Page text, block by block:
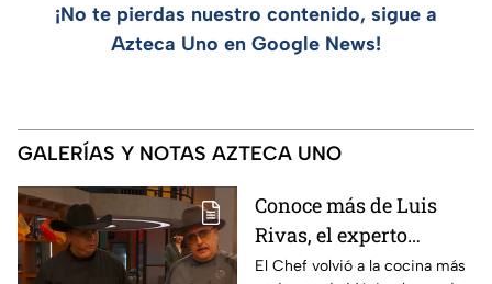
¡No te pierdas nuestro contenido, sigue a
Azteca Uno en Google News!
GALERÍAS Y NOTAS AZTECA UNO
Conoce más de Luis
Rivas, el experto
parrillero que fue
El Chef volvió a la cocina más